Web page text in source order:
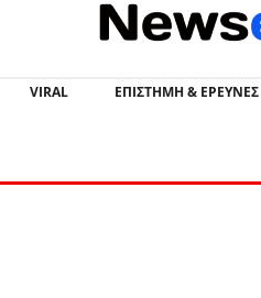
VIRAL ΕΠΙΣΤΉΜΗ & ΈΡΕΥΝΕΣ